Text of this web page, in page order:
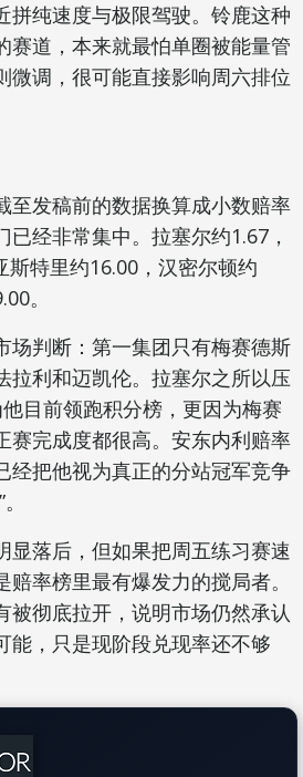
拼纯速度与极限驾驶。铃鹿这种
赛道，本来就最怕单圈被能量管
微调，很可能直接影响周六排位
至发稿前的数据换算成小数赔率
经非常集中。拉塞尔约1.67，
斯特里约16.00，汉密尔顿约
。
场判断：第一集团只有梅赛德斯
拉利和迈凯伦。拉塞尔之所以压
目前领跑积分榜，更因为梅赛
赛完成度都很高。安东内利赔率
经把他视为真正的分站冠军竞争
显落后，但如果把周五练习赛速
率榜里最有爆发力的搅局者。
被彻底拉开，说明市场仍然承认
能，只是现阶段兑现率还不够